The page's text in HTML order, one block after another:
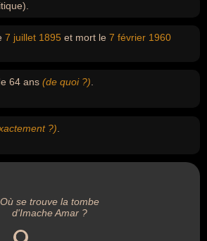
7 juillet 1895 et mort le 7 février 1960
64 ans (de quoi ?)
?)
Où se trouve la tombe
d'Imache Amar ?